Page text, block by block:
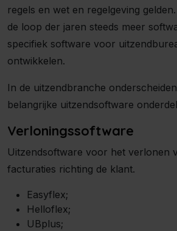
regels en wet en regelgeving
de loop der jaren steeds meer
specifiek software voor
ontwikkelen.
In de uitzendbranche
belangrijke uitzendsoftware
Verloningssoftware
Uitzendsoftware voor het verlonen
facturaties richting de klant.
Easyflex;
Helloflex;
UBplus;